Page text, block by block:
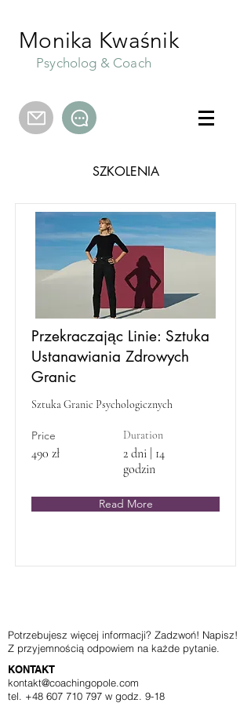
Monika Kwaśnik
Psycholog & Coach
SZKOLENIA
Przekraczając Linie: Sztuka
Ustanawiania Zdrowych
Granic
Sztuka Granic Psychologicznych
Price
490 zł
Duration
2 dni | 14
godzin
Read More
Potrzebujesz więcej informacji? Zadzwoń! Napisz!
Z przyjemnością odpowiem na każde pytanie.
KONTAKT
kontakt@coachingopole.com
tel. +48 607 710 797 w godz. 9-18